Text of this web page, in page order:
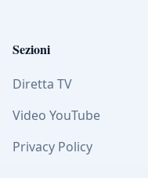
Sezioni
Diretta TV
Video YouTube
Privacy Policy